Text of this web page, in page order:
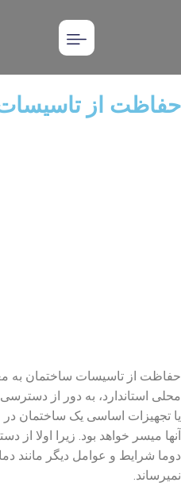
حفاظت از
حفاظت از تاسیسات ساختمان به
محلی استاندارد، به دور از
یا تجهیزات اساسی یک ساختمان
آنها میسر خواهد بود. زیرا اولا
دوما شرایط و عوامل دیگر مانند
نمیرساند.